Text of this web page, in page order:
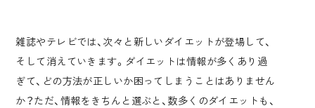
雑誌やテレビでは、次々と新しいダイエットが登場して、
そして消えていきます。ダイエットは情報が多くあり過
ぎて、どの方法が正しいか困ってしまうことはありません
か？ただ、情報をきちんと選ぶと、数多くのダイエットも、